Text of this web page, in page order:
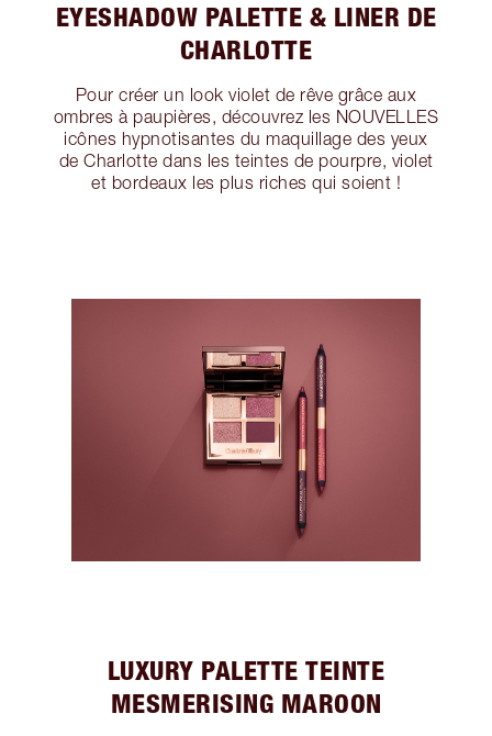
EYESHADOW PALETTE & LINER DE
CHARLOTTE
Pour créer un look violet de rêve grâce aux
ombres à paupières, découvrez les NOUVELLES
icônes hypnotisantes du maquillage des yeux
de Charlotte dans les teintes de pourpre, violet
et bordeaux les plus riches qui soient !
LUXURY PALETTE TEINTE
MESMERISING MAROON